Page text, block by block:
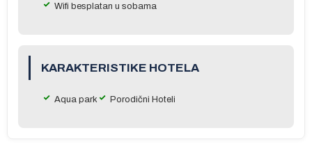
Wifi besplatan u sobama
KARAKTERISTIKE HOTELA
Aqua park Porodični Hoteli